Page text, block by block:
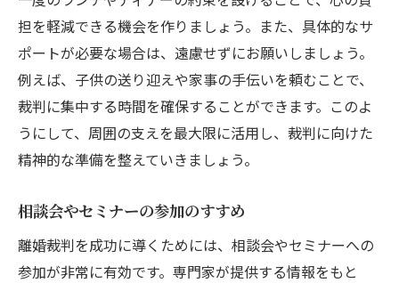
担を軽減できる機会を作りましょう。また、具体的なサ
ポートが必要な場合は、遠慮せずにお願いしましょう。
例えば、子供の送り迎えや家事の手伝いを頼むことで、
裁判に集中する時間を確保することができます。このよ
うにして、周囲の支えを最大限に活用し、裁判に向けた
精神的な準備を整えていきましょう。
相談会やセミナーの参加のすすめ
離婚裁判を成功に導くためには、相談会やセミナーへの
参加が非常に有効です。専門家が提供する情報をもと